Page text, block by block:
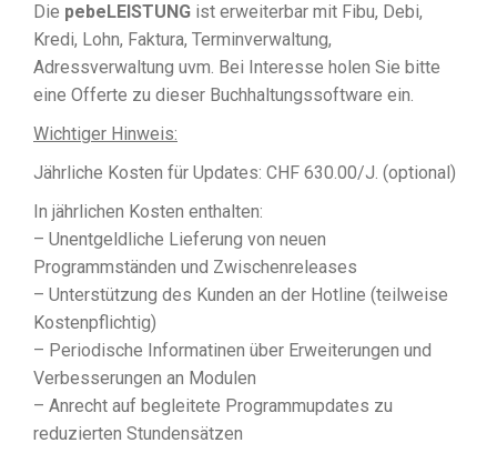
Die pebeLEISTUNG ist erweiterbar mit Fibu, Debi,
Kredi, Lohn, Faktura, Terminverwaltung,
Adressverwaltung uvm. Bei Interesse holen Sie bitte
eine Offerte zu dieser Buchhaltungssoftware ein.
Wichtiger Hinweis:
Jährliche Kosten für Updates: CHF 630.00/J. (optional)
In jährlichen Kosten enthalten:
– Unentgeldliche Lieferung von neuen
Programmständen und Zwischenreleases
– Unterstützung des Kunden an der Hotline (teilweise
Kostenpflichtig)
– Periodische Informatinen über Erweiterungen und
Verbesserungen an Modulen
– Anrecht auf begleitete Programmupdates zu
reduzierten Stundensätzen